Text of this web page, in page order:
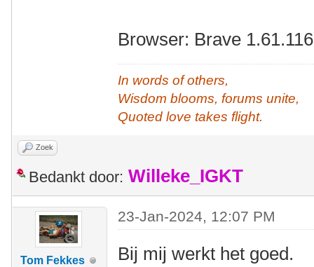
Browser: Brave
In words of others,
Wisdom blooms, forums unite,
Quoted love takes flight.
Zoek
Bedankt door: Willeke_IGKT
Tom Fekkes
23-Jan-2024, 12:07 PM
Bij mij werkt het goed.